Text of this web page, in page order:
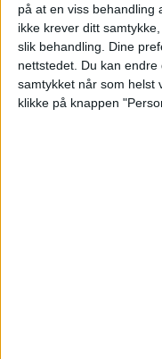
på at en viss behandling
ikke krever ditt
slik behandling. Dine
nettstedet. Du kan
samtykket når som helst
klikke på knappen